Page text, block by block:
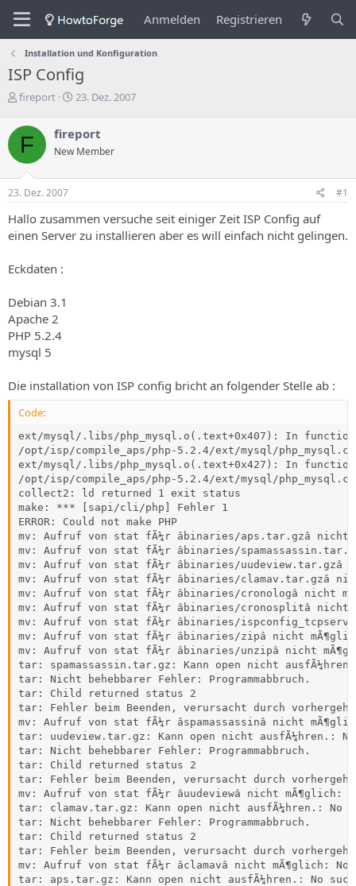
Anmelden Registrieren
Installation und Konfiguration
ISP Config
E
s
t
e
l
l
e
d
e
T
m
a
s
fireport
E
t
e
l
g
s
23. Dez. 2007
F fireport
New Member
23. Dez. 2007 #1
Hallo zusammen versuche seit einiger Zeit ISP Config auf
einen Server zu installieren aber es will einfach nicht gelingen.
Eckdaten :
Debian 3.1
Apache 2
PHP 5.2.4
mysql 5
Die installation von ISP config bricht an folgender Stelle ab :
Code:
ext/mysql/.libs/php_mysql.o(.text+0x407): In function
/opt/isp/compile_aps/php-5.2.4/ext/mysql/
ext/mysql/.libs/php_mysql.o(.text+0x427): In function
/opt/isp/compile_aps/php-5.2.4/ext/mysql/
collect2: ld returned 1 exit status
make: *** [sapi/cli/php] Fehler 1
ERROR: Could not make PHP
mv: Aufruf von stat fÃ¼r âbinaries/aps.tar.gzâ
mv: Aufruf von stat fÃ¼r âbinaries/
mv: Aufruf von stat fÃ¼r âbinaries/
mv: Aufruf von stat fÃ¼r âbinaries/clamav.tar.gzâ
mv: Aufruf von stat fÃ¼r âbinaries/cronologâ nicht
mv: Aufruf von stat fÃ¼r âbinaries/cronosplitâ nicht
mv: Aufruf von stat fÃ¼r âbinaries/
mv: Aufruf von stat fÃ¼r âbinaries/zipâ nicht
mv: Aufruf von stat fÃ¼r âbinaries/unzipâ nicht
tar: spamassassin.tar.gz: Kann open nicht
tar: Nicht behebbarer Fehler: Programmabbruch.
tar: Child returned status 2
tar: Fehler beim Beenden, verursacht durch
mv: Aufruf von stat fÃ¼r âspamassassinâ nicht
tar: uudeview.tar.gz: Kann open nicht ausfÃ¼hren.:
tar: Nicht behebbarer Fehler: Programmabbruch.
tar: Child returned status 2
tar: Fehler beim Beenden, verursacht durch
mv: Aufruf von stat fÃ¼r âuudeviewâ nicht
tar: clamav.tar.gz: Kann open nicht ausfÃ¼hren.:
tar: Nicht behebbarer Fehler: Programmabbruch.
tar: Child returned status 2
tar: Fehler beim Beenden, verursacht durch
mv: Aufruf von stat fÃ¼r âclamavâ nicht mÃ¶glich:
tar: aps.tar.gz: Kann open nicht ausfÃ¼hren.: No